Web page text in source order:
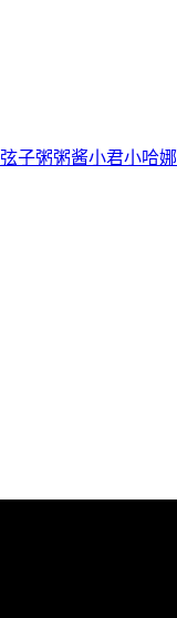
弦子粥粥酱小君小哈娜